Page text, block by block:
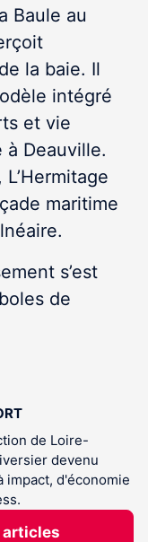
Baule au
la baie. Il
intégré
et vie
à Deauville.
maritime
s’est
de
de Loire-
devenu
impact, d'économie
articles